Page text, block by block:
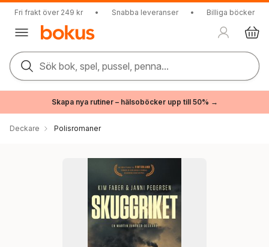
Fri frakt över 249 kr • Snabba leveranser • Billiga böcker
Sök bok, spel, pussel, penna...
Skapa nya rutiner – hälsoböcker upp till 50% →
Deckare Polisromaner